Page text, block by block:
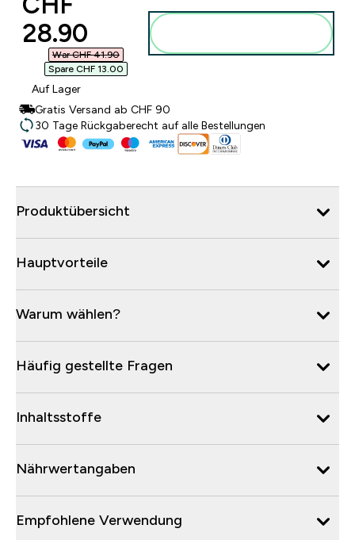
28.90‎
War CHF 41.90‎
Spare CHF 13.00‎
Auf Lager
Gratis Versand ab CHF 90
30 Tage Rückgaberecht auf alle Bestellungen
Produktübersicht
Hauptvorteile
Warum wählen?
Häufig gestellte Fragen
Inhaltsstoffe
Nährwertangaben
Empfohlene Verwendung